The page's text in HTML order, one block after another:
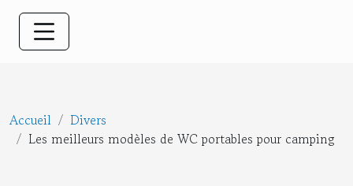
Accueil
Divers
Les meilleurs modèles de WC portables pour camping